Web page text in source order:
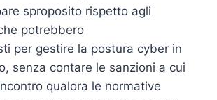
sproposito rispetto agli
potrebbero
per gestire la postura cyber in
senza contare le sanzioni a cui
qualora le normative